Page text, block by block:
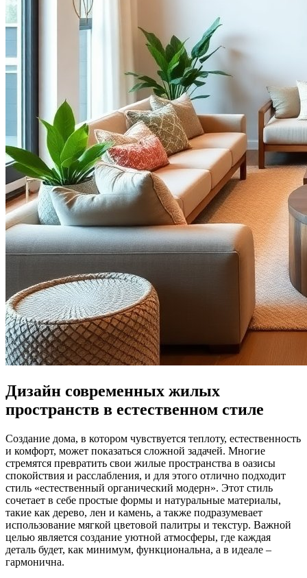
Дизайн современных жилых
пространств в естественном стиле
Создание дома, в котором чувствуется теплоту, естественность
и комфорт, может показаться сложной задачей. Многие
стремятся превратить свои жилые пространства в оазисы
спокойствия и расслабления, и для этого отлично подходит
стиль «естественный органический модерн». Этот стиль
сочетает в себе простые формы и натуральные материалы,
такие как дерево, лен и камень, а также подразумевает
использование мягкой цветовой палитры и текстур. Важной
целью является создание уютной атмосферы, где каждая
деталь будет, как минимум, функциональна, а в идеале –
гармонична.